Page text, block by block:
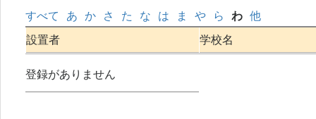
すべて あ か さ た な は ま や ら わ 他
設置者
学校名
登録がありません